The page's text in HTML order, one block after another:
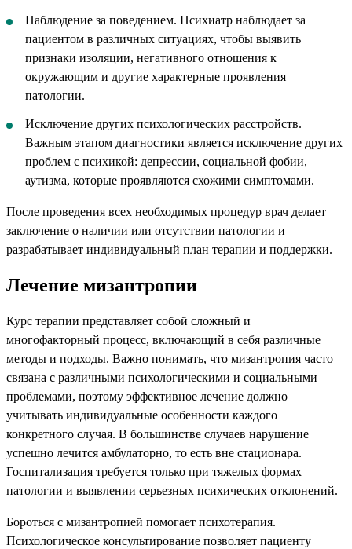
Наблюдение за поведением. Психиатр наблюдает за
пациентом в различных ситуациях, чтобы выявить
признаки изоляции, негативного отношения к
окружающим и другие характерные проявления
патологии.
Исключение других психологических расстройств.
Важным этапом диагностики является исключение других
проблем с психикой: депрессии, социальной фобии,
аутизма, которые проявляются схожими симптомами.
После проведения всех необходимых процедур врач делает
заключение о наличии или отсутствии патологии и
разрабатывает индивидуальный план терапии и поддержки.
Лечение мизантропии
Курс терапии представляет собой сложный и
многофакторный процесс, включающий в себя различные
методы и подходы. Важно понимать, что мизантропия часто
связана с различными психологическими и социальными
проблемами, поэтому эффективное лечение должно
учитывать индивидуальные особенности каждого
конкретного случая. В большинстве случаев нарушение
успешно лечится амбулаторно, то есть вне стационара.
Госпитализация требуется только при тяжелых формах
патологии и выявлении серьезных психических отклонений.
Бороться с мизантропией помогает психотерапия.
Психологическое консультирование позволяет пациенту